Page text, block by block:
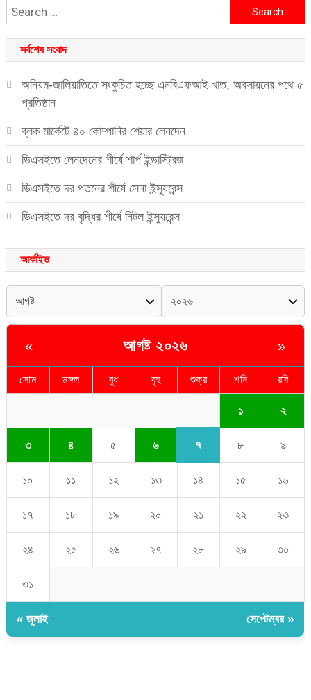
Search
for:
সর্বশেষ সংবাদ
অনিয়ম-জালিয়াতিতে সংকুচিত হচ্ছে এনবিএফআই খাত, অবসায়নের পথে ৫
প্রতিষ্ঠান
ব্লক মার্কেটে ৪০ কোম্পানির শেয়ার লেনদেন
ডিএসইতে লেনদেনের শীর্ষে শার্প ইন্ডাস্ট্রিজ
ডিএসইতে দর পতনের শীর্ষে সেনা ইন্স্যুরেন্স
ডিএসইতে দর বৃদ্ধির শীর্ষে নিটল ইন্স্যুরেন্স
আর্কাইভ
« আগষ্ট ২০২৬ »
সোম মঙ্গল বুধ বৃহ শুক্র শনি রবি
১ ২
৩ ৪ ৫ ৬ ৭ ৮ ৯
১০ ১১ ১২ ১৩ ১৪ ১৫ ১৬
১৭ ১৮ ১৯ ২০ ২১ ২২ ২৩
২৪ ২৫ ২৬ ২৭ ২৮ ২৯ ৩০
৩১
« জুলাই সেপ্টেম্বর »